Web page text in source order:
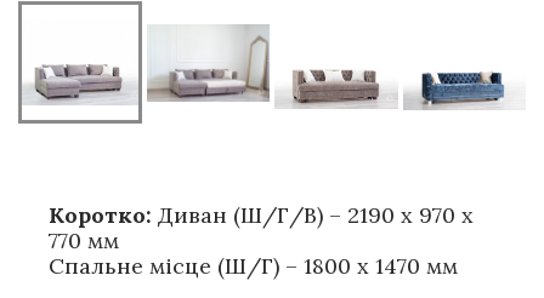
Коротко: Диван (Ш/Г/В) – 2190 х 970 х
770 мм
Спальне місце (Ш/Г) – 1800 х 1470 мм